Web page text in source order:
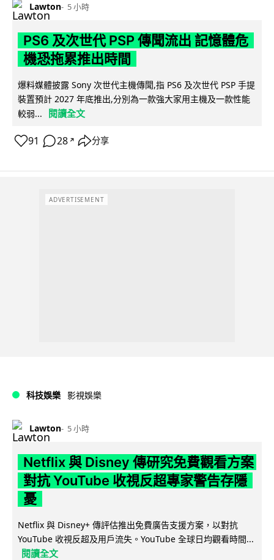
Lawton 5 小時
PS6 及次世代 PSP 傳聞流出 記憶體危
機恐拖累推出時間
爆料媒體披露 Sony 次世代主機傳聞,指 PS6 及次世代 PSP 手提
裝置預計 2027 年底推出,分別為一款強大家用主機及一款性能
較弱...
閱讀全文
91 28 ↗ 分享
ADVERTISEMENT
科技娛樂 影視娛樂
Lawton 5 小時
Netflix 與 Disney 傳研究免費觀看方案
對抗 YouTube 收視反超專家警告存隱
憂
Netflix 與 Disney+ 傳評估推出免費廣告支援方案，以對抗
YouTube 收視反超及用戶流失。YouTube 全球日均觀看時間...
閱讀全文